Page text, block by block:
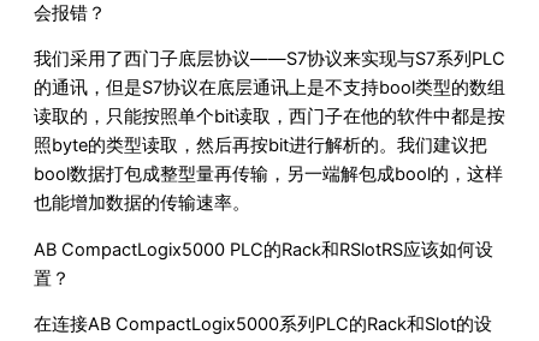
会报错？
我们采用了西门子底层协议——S7协议来实现与S7系列PLC
的通讯，但是S7协议在底层通讯上是不支持bool类型的数组
读取的，只能按照单个bit读取，西门子在他的软件中都是按
照byte的类型读取，然后再按bit进行解析的。我们建议把
bool数据打包成整型量再传输，另一端解包成bool的，这样
也能增加数据的传输速率。
AB CompactLogix5000 PLC的Rack和RSlotRS应该如何设
置？
在连接AB CompactLogix5000系列PLC的Rack和Slot的设